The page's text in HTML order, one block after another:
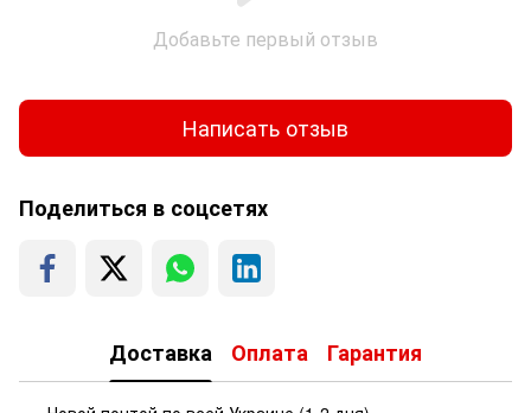
Добавьте первый отзыв
Написать отзыв
Поделиться в соцсетях
Доставка Оплата Гарантия